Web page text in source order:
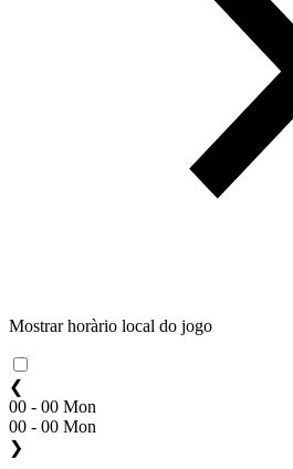
Mostrar horàrio local do jogo
❮
00 - 00 Mon
00 - 00 Mon
❯